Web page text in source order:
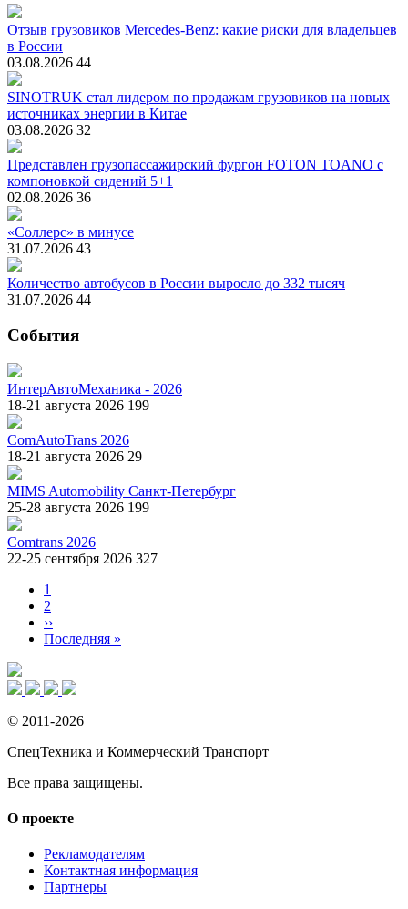
Отзыв грузовиков Mercedes-Benz: какие риски для владельцев
в России
03.08.2026 44
SINOTRUK стал лидером по продажам грузовиков на новых
источниках энергии в Китае
03.08.2026 32
Представлен грузопассажирский фургон FOTON TOANO с
компоновкой сидений 5+1
02.08.2026 36
«Соллерс» в минусе
31.07.2026 43
Количество автобусов в России выросло до 332 тысяч
31.07.2026 44
События
ИнтерАвтоМеханика - 2026
18-21 августа 2026 199
ComAutoTrans 2026
18-21 августа 2026 29
MIMS Automobility Санкт-Петербург
25-28 августа 2026 199
Comtrans 2026
22-25 сентября 2026 327
Нумерация
страниц
Страница
1
Страница
2
Следующая
страница
››
Последняя
Последняя »
© 2011-2026
СпецТехника и Коммерческий Транспорт
Все права защищены.
О проекте
Рекламодателям
Контактная информация
Партнеры